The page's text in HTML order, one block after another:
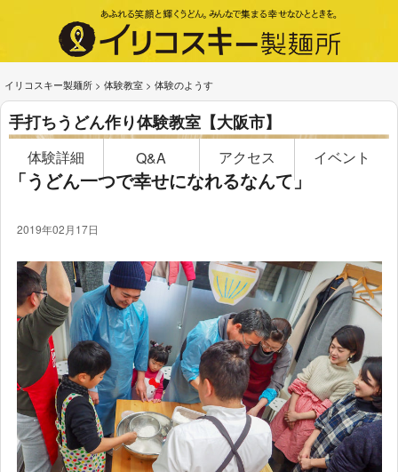
イリコスキー製麺所 > 体験教室 > 体験のようす
手打ちうどん作り体験教室【大阪市】
体験詳細 Q&A アクセス イベント
「うどん一つで幸せになれるなんて」
2019年02月17日